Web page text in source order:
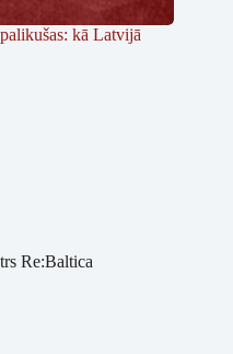
kā Latvijā
Re:Baltica